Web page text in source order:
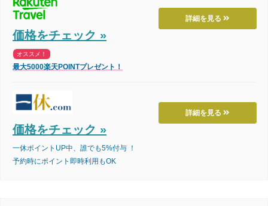
詳細を見る
価格をチェック »
オススメ！
最大5000楽天POINTプレゼント！
詳細を見る
価格をチェック »
一休ポイントUP中、誰でも5%付与 ！
予約時にポイント即時利用もOK